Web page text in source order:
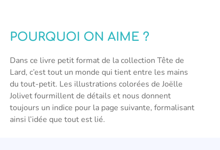
POURQUOI ON AIME ?
Dans ce livre petit format de la collection Tête de
Lard, c’est tout un monde qui tient entre les mains
du tout-petit. Les illustrations colorées de Joëlle
Jolivet fourmillent de détails et nous donnent
toujours un indice pour la page suivante, formalisant
ainsi l’idée que tout est lié.